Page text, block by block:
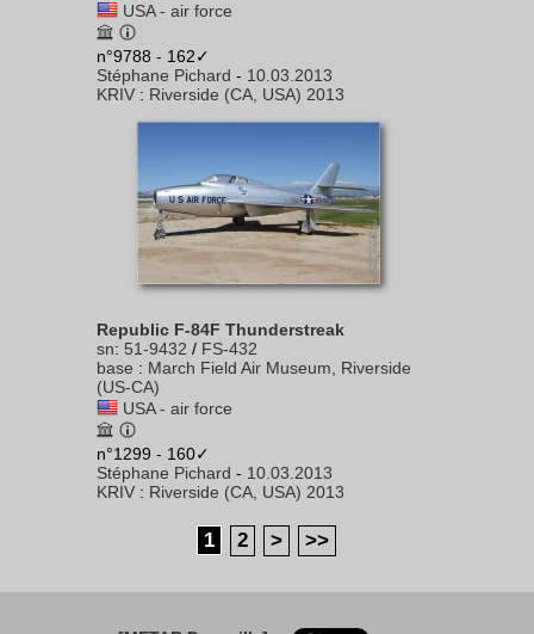
USA - air force
n°9788 - 162✓
Stéphane Pichard - 10.03.2013
KRIV : Riverside (CA, USA) 2013
Republic F-84F Thunderstreak
sn: 51-9432 / FS-432
base : March Field Air Museum, Riverside
(US-CA)
USA - air force
n°1299 - 160✓
Stéphane Pichard - 10.03.2013
KRIV : Riverside (CA, USA) 2013
1 2 > >>